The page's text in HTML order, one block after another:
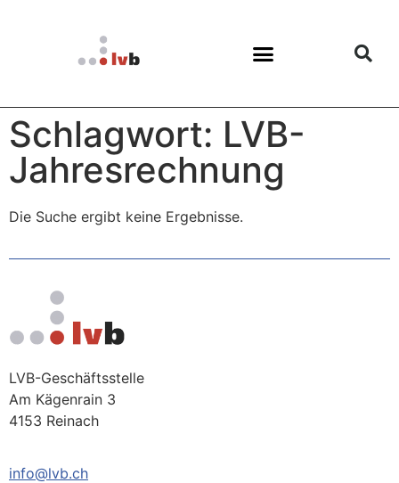
Schlagwort: LVB-
Jahresrechnung
Die Suche ergibt keine Ergebnisse.
LVB-Geschäftsstelle
Am Kägenrain 3
4153 Reinach
info@lvb.ch